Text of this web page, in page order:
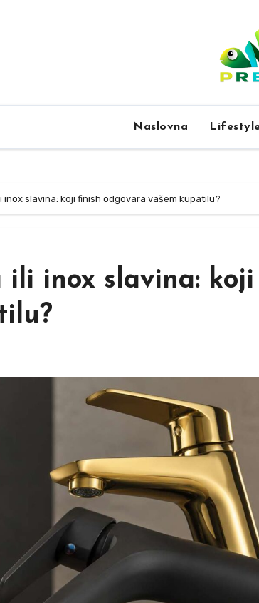
Naslovna
inox slavina: koji finish odgovara vašem kupatilu?
ili inox slavina: